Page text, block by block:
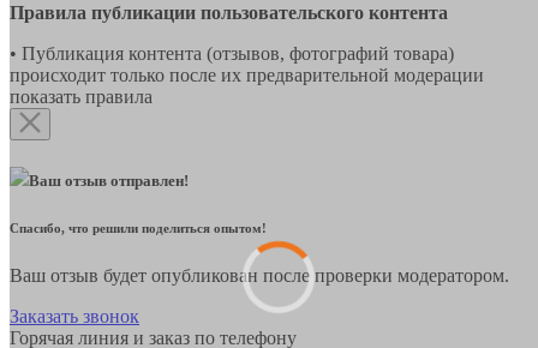
Правила публикации пользовательского контента
• Публикация контента (отзывов, фотографий товара)
происходит только после их предварительной модерации
показать правила
Ваш отзыв отправлен!
Спасибо, что решили поделиться опытом!
Ваш отзыв будет опубликован после проверки модератором.
Заказать звонок
Горячая линия и заказ по телефону